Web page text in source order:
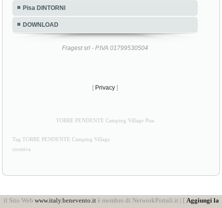
Pisa DINTORNI
DOWNLOAD
Fragest srl - P.IVA 01799530504
[ Privacy ]
TORRE PENDENTE Camping Village Pisa
Tag TORRE PENDENTE Camping Village
ricettiva
il Sito Web www.italy.benevento.itè membro di NetworkPortali.it | [ Aggiungi la